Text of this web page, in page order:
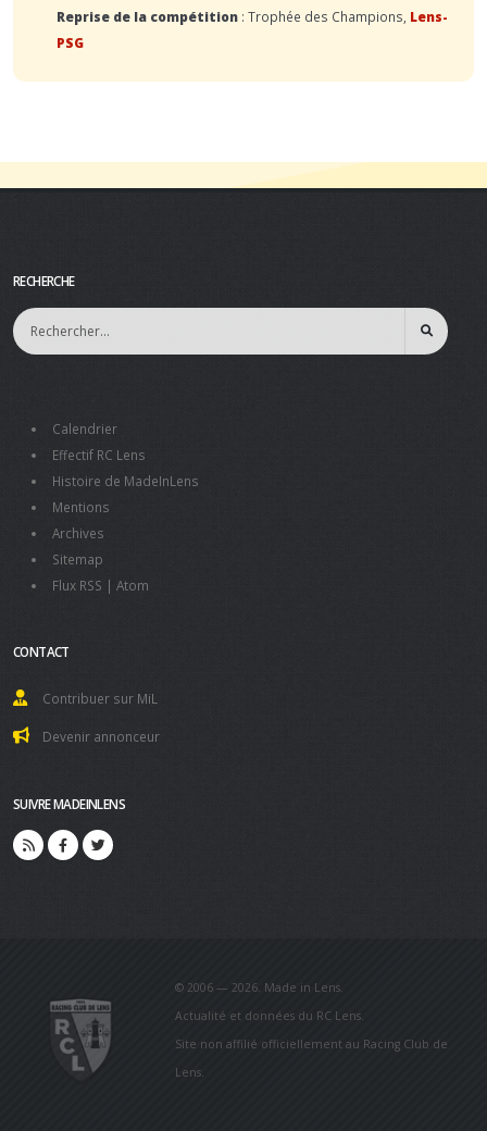
Reprise de la compétition : Trophée des Champions, Lens-
PSG
RECHERCHE
Calendrier
Effectif RC Lens
Histoire de MadeInLens
Mentions
Archives
Sitemap
Flux RSS | Atom
CONTACT
Contribuer sur MiL
Devenir annonceur
SUIVRE MADEINLENS
© 2006 — 2026. Made in Lens.
Actualité et données du RC Lens.
Site non affilié officiellement au Racing Club de
Lens.